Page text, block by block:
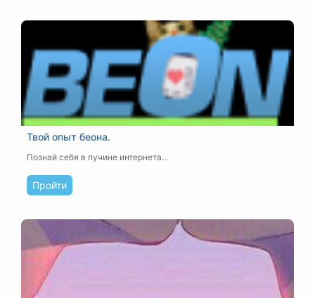
Твой опыт беона.
Познай себя в пучине интернета...
Пройти